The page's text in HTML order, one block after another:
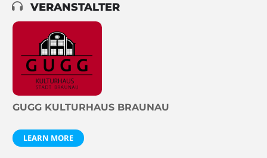
VERANSTALTER
GUGG KULTURHAUS BRAUNAU
LEARN MORE